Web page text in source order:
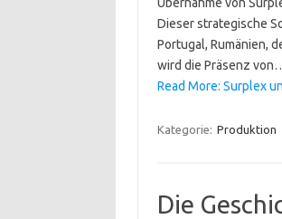
Dieser strategische
Portugal, Rumänien,
wird die Präsenz
Read More: Surplex
Kategorie: Produktion
Die